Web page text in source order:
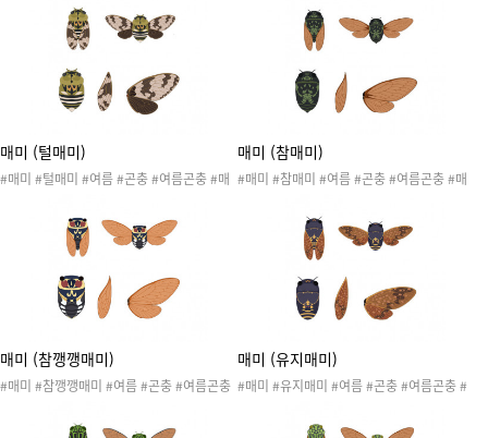
충활동 #곤충도안 #매미도안 #매미활동 #매
미날개수리점놀이 #여름놀이 #여름활동 #여
충놀이 #곤충활동 #곤충도안 #매미도안 #매
미활동 #매미날개수리점놀이 #여름놀이 #여
름활동 #여름도안
매미 (털매미)
#매미 #털매미 #여름 #곤충 #여름곤충 #매
곤충활동 #곤충도안 #매미도안 #매미활동 #
매미날개수리점놀이 #여름놀이 #여름활동 #
매미 (참매미)
#매미 #참매미 #여름 #곤충 #여름곤충 #매
곤충활동 #곤충도안 #매미도안 #매미활동 #
매미날개수리점놀이 #여름놀이 #여름활동 #
매미 (참깽깽매미)
#매미 #참깽깽매미 #여름 #곤충 #여름곤충
이 #곤충활동 #곤충도안 #매미도안 #매미활
매미 (유지매미)
#매미 #유지매미 #여름 #곤충 #여름곤충 #
#곤충활동 #곤충도안 #매미도안 #매미활동